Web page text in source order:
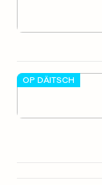
OP DÄITSCH